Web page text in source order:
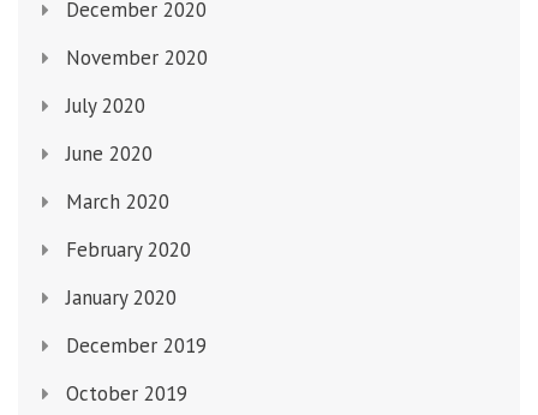
December 2020
November 2020
July 2020
June 2020
March 2020
February 2020
January 2020
December 2019
October 2019